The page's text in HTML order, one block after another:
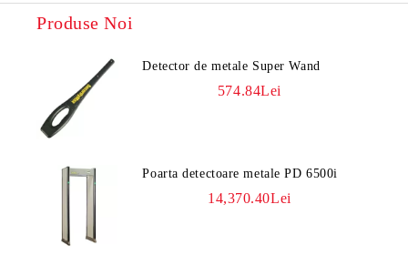
Produse Noi
Detector de metale Super Wand
574.84Lei
Poarta detectoare metale PD 6500i
14,370.40Lei